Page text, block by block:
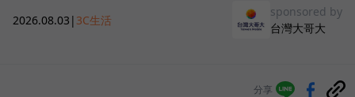
2026.08.03 | 3C生活
sponsored by
台灣大哥大
分享